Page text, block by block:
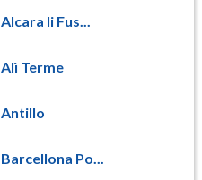
Alcara li Fus...
Alì Terme
Antillo
Barcellona Po...